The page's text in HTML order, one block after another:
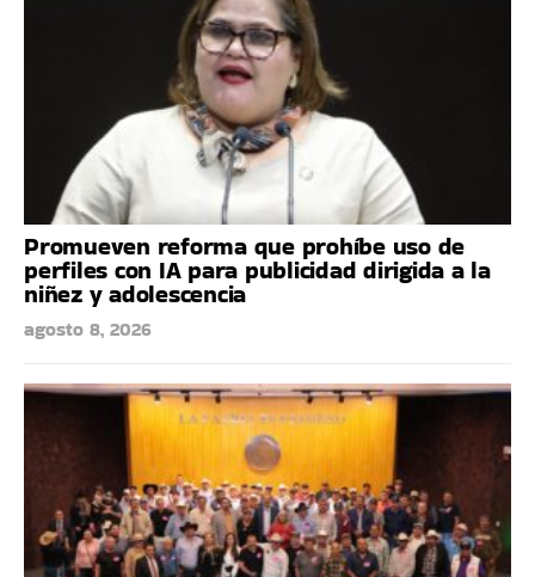
Promueven reforma que prohíbe uso de
perfiles con IA para publicidad dirigida a la
niñez y adolescencia
agosto 8, 2026